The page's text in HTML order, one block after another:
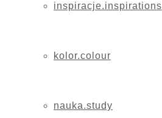
inspiracje.inspirations
kolor.colour
nauka.study